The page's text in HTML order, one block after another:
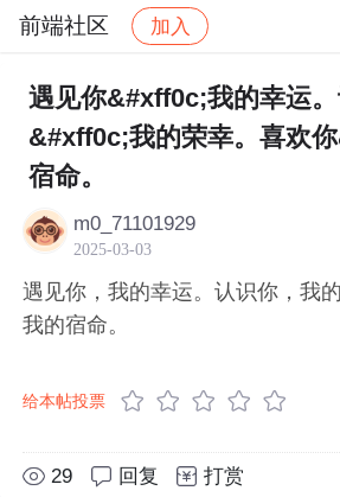
前端社区 加入
社区 前端社区 感慨 帖
遇见你&#xff0c;我的幸运
&#xff0c;我的荣幸。喜欢
宿命。
m0_71101929
2025-03-03
遇见你，我的幸运。认识你，我
我的宿命。
给本帖投票
29 回复 打赏